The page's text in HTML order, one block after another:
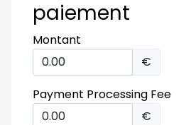
paiement
Montant
€
Payment Processing Fee
€